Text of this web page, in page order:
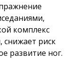
комплекс
риск
развитие ног.